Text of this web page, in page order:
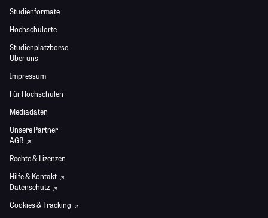
Studienformate
Hochschulorte
Studienplatzbörse
Über uns
Impressum
Für Hochschulen
Mediadaten
Unsere Partner
AGB
Rechte & Lizenzen
Hilfe & Kontakt
Datenschutz
Cookies & Tracking